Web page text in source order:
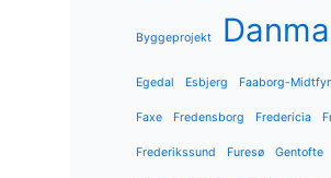
Byggeprojekt
Egedal Esbjerg Faaborg-
Faxe Fredensborg Fredericia
Frederikssund Furesø Gentofte